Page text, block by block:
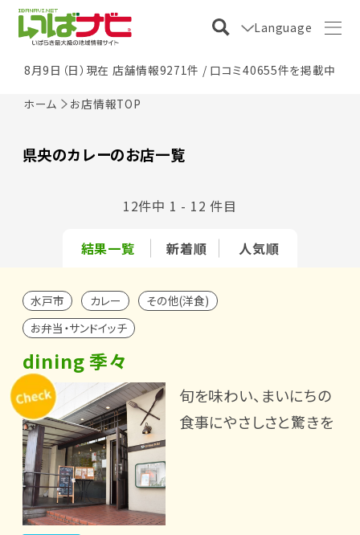
Language
8月9日（日）現在 店舗情報9271件 / 口コミ40655件を掲載中
ホーム お店情報TOP
県央のカレーのお店一覧
結果一覧 新着順 人気順
12件中 1 - 12 件目
水戸市 カレー
その他(洋食)
お弁当・サンドイッチ
dining 季々
旬を味わい、まいにちの
食事にやさしさと驚きを